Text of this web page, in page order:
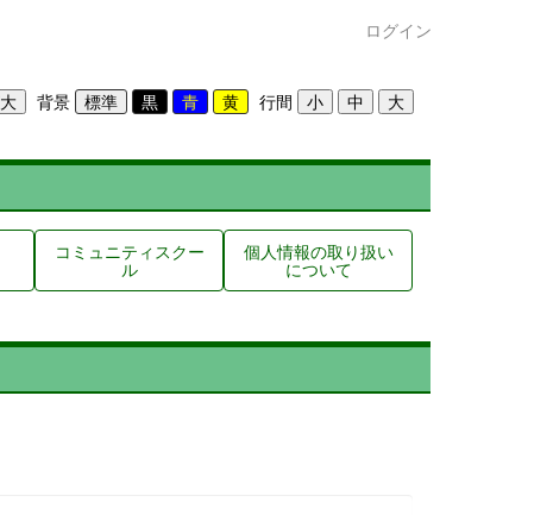
ログイン
背景 行間
コミュニティスクー
ル
個人情報の取り扱い
について